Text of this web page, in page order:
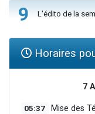
9 L'édito de la
Horaires
7
05:37 Mise des